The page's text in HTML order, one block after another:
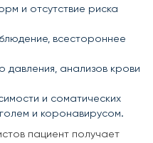
и отсутствие риска
всестороннее
давления, анализов крови
и соматических
и коронавирусом.
пациент получает